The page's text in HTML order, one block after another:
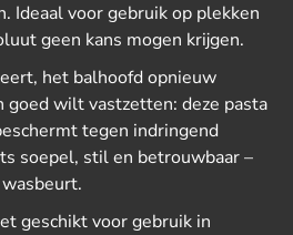
Ideaal voor gebruik op plekken
geen kans mogen krijgen.
het balhoofd opnieuw
goed wilt vastzetten: deze pasta
tegen indringend
soepel, stil en betrouwbaar –
geschikt voor gebruik in